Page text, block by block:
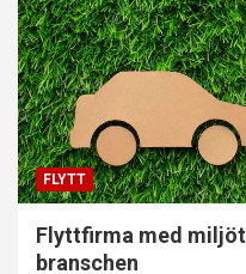
FLYTT
Flyttfirma med
branschen